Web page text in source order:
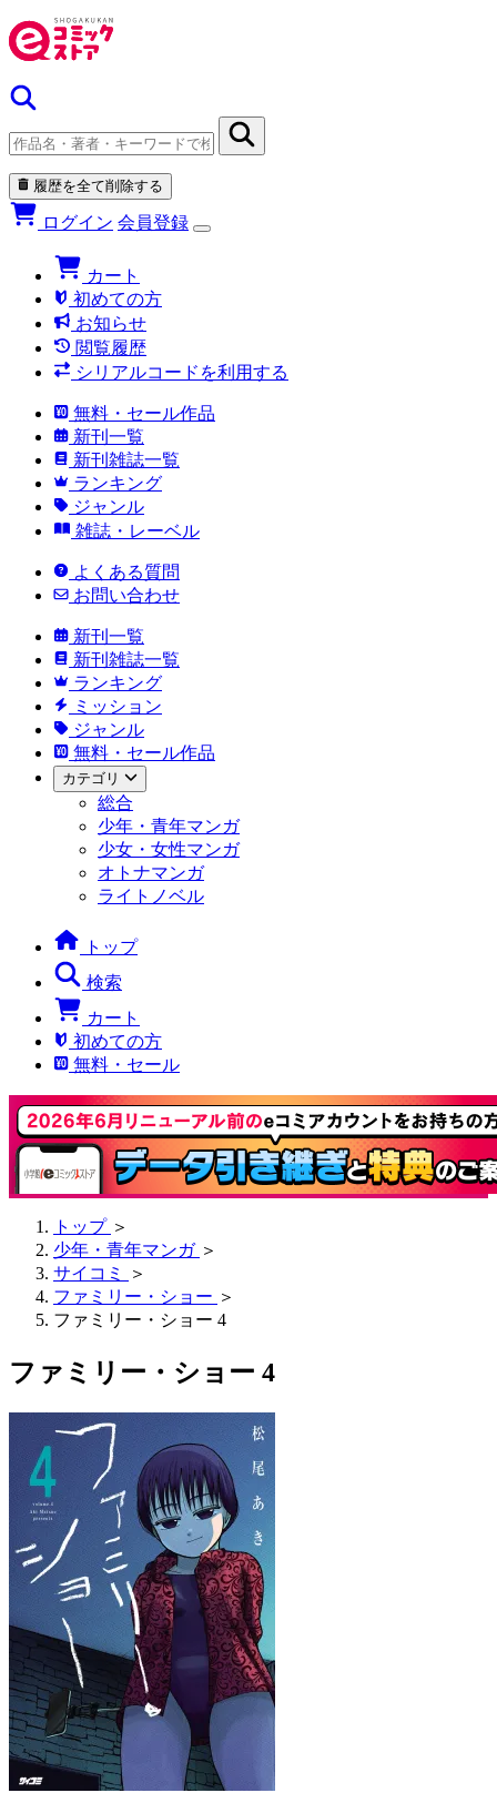
履歴を全て削除する
ログイン 会員登録
カート
初めての方
お知らせ
閲覧履歴
シリアルコードを利用する
無料・セール作品
新刊一覧
新刊雑誌一覧
ランキング
ジャンル
雑誌・レーベル
よくある質問
お問い合わせ
新刊一覧
新刊雑誌一覧
ランキング
ミッション
ジャンル
無料・セール作品
カテゴリ
総合
少年・青年マンガ
少女・女性マンガ
オトナマンガ
ライトノベル
トップ
検索
カート
初めての方
無料・セール
トップ ＞
少年・青年マンガ ＞
サイコミ
＞
ファミリー・ショー ＞
ファミリー・ショー 4
ファミリー・ショー 4